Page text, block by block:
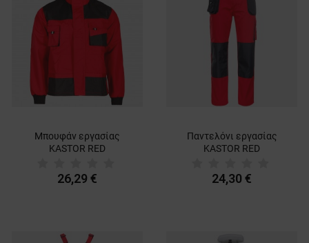
Μπουφάν εργασίας
KASTOR RED
26,29 €
Παντελόνι εργασίας
KASTOR RED
24,30 €